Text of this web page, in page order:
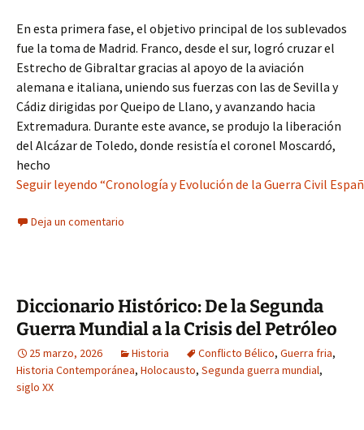
En esta primera fase, el objetivo principal de los sublevados
fue la toma de Madrid. Franco, desde el sur, logró cruzar el
Estrecho de Gibraltar gracias al apoyo de la aviación
alemana e italiana, uniendo sus fuerzas con las de Sevilla y
Cádiz dirigidas por Queipo de Llano, y avanzando hacia
Extremadura. Durante este avance, se produjo la liberación
del Alcázar de Toledo, donde resistía el coronel Moscardó,
hecho
Seguir leyendo “Cronología y Evolución de la Guerra Civil
Deja un comentario
Diccionario Histórico: De la Segunda
Guerra Mundial a la Crisis del Petróleo
25 marzo, 2026 Historia Conflicto Bélico, Guerra fria,
Historia Contemporánea, Holocausto, Segunda guerra mundial,
siglo XX